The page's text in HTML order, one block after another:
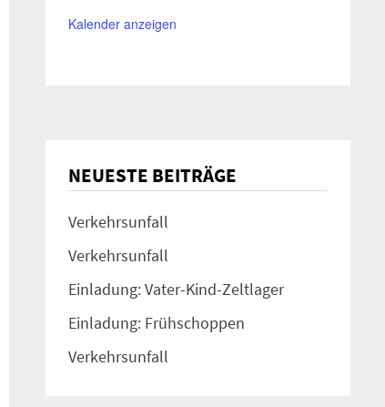
Kalender anzeigen
NEUESTE BEITRÄGE
Verkehrsunfall
Verkehrsunfall
Einladung: Vater-Kind-Zeltlager
Einladung: Frühschoppen
Verkehrsunfall